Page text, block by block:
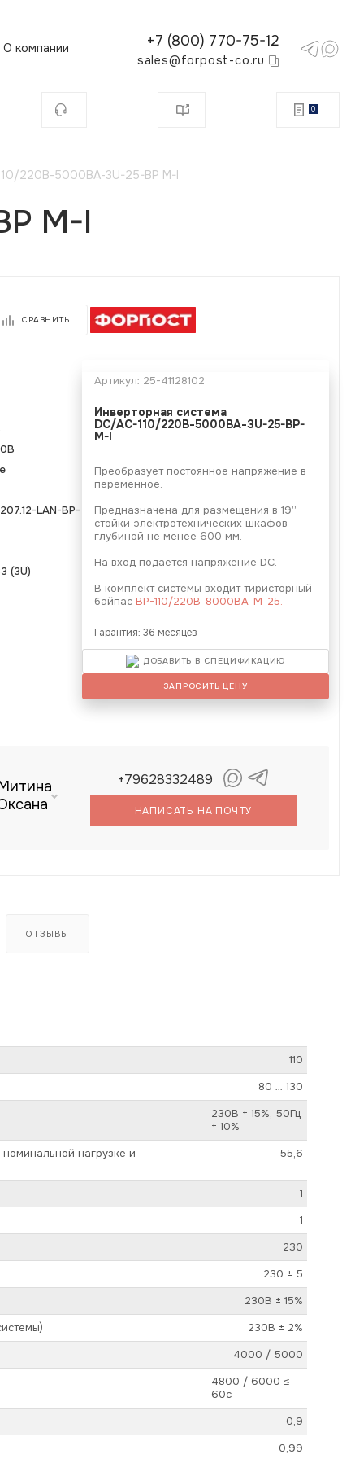
О компании +7 (800) 770-75-12
sales@forpost-co.ru
0
220В-5000ВА-3U-25-BP M-I
M-I
СРАВНИТЬ
LAN-BP-
(3U)
Артикул: 25-41128102
Инверторная система
DC/AC-110/220В-5000ВА-3U-25-BP-
M-I
Преобразует постоянное напряжение в
переменное.
Предназначена для размещения в 19’’
стойки электротехнических шкафов
глубиной не менее 600 мм.
На вход подается напряжение DC.
В комплект системы входит тиристорный
байпас BP-110/220В-8000ВА-М-25.
Гарантия: 36 месяцев
ДОБАВИТЬ В СПЕЦИФИКАЦИЮ
ЗАПРОСИТЬ ЦЕНУ
+79628332489
НАПИСАТЬ НА ПОЧТУ
ОТЗЫВЫ
110
80 … 130
230В ± 15%, 50Гц
± 10%
нагрузке и
55,6
1
1
230
230 ± 5
230В ± 15%
230В ± 2%
4000 / 5000
4800 / 6000 ≤
60с
0,9
0,99